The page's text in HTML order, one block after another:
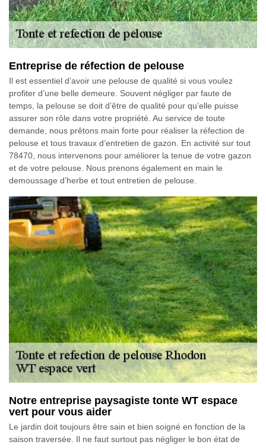
Entreprise de réfection de pelouse
Il est essentiel d’avoir une pelouse de qualité si vous voulez
profiter d’une belle demeure. Souvent négliger par faute de
temps, la pelouse se doit d’être de qualité pour qu’elle puisse
assurer son rôle dans votre propriété. Au service de toute
demande, nous prêtons main forte pour réaliser la réfection de
pelouse et tous travaux d’entretien de gazon. En activité sur tout
78470, nous intervenons pour améliorer la tenue de votre gazon
et de votre pelouse. Nous prenons également en main le
demoussage d’herbe et tout entretien de pelouse.
Notre entreprise paysagiste tonte WT espace
vert pour vous aider
Le jardin doit toujours être sain et bien soigné en fonction de la
saison traversée. Il ne faut surtout pas négliger le bon état de